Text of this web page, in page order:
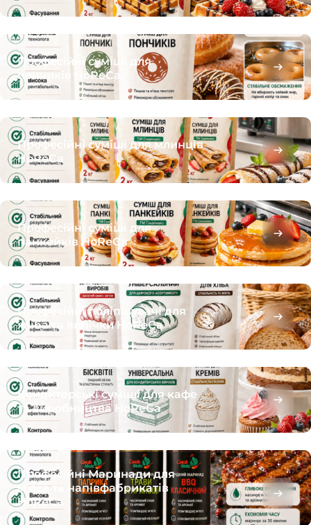
Професійні суміші для
пончиків HoReCa
Професійні суміші для млинців
HoReCa
Професійні суміші для
панкейків HoReCa
Професійні поліпшувачі для
хліба та випічки HoReCa
Кондитерські суміші для кафе
та виробництва HoReCa
Професійні Маринади для
м’яса та напівфабрикатів
HoReCa